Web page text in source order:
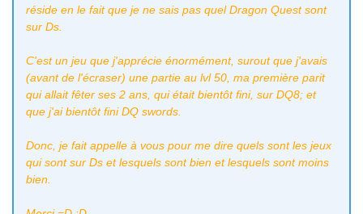
réside en le fait que je ne sais pas quel Dragon Quest sont
sur Ds.
C'est un jeu que j'apprécie énormément, surout que j'avais
(avant de l'écraser) une partie au lvl 50, ma première parit
qui allait fêter ses 2 ans, qui était bientôt fini, sur DQ8; et
que j'ai bientôt fini DQ swords.
Donc, je fait appelle à vous pour me dire quels sont les jeux
qui sont sur Ds et lesquels sont bien et lesquels sont moins
bien.